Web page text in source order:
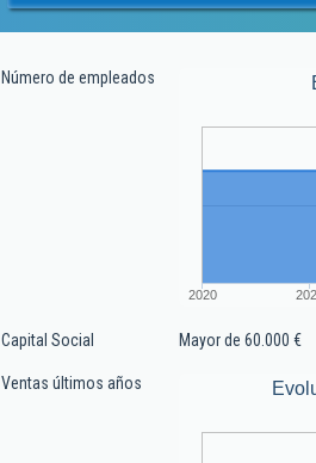
Número de empleados
2020
Capital Social Mayor de 60.000 €
Ventas últimos años